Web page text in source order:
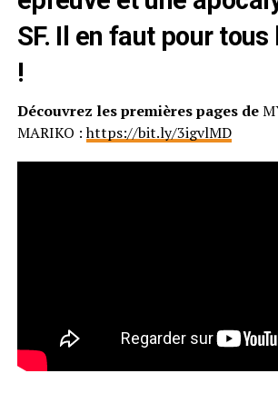
SF. Il en faut pour
!
Découvrez les premières pages de
MARIKO :https://bit.ly/3igvlMD